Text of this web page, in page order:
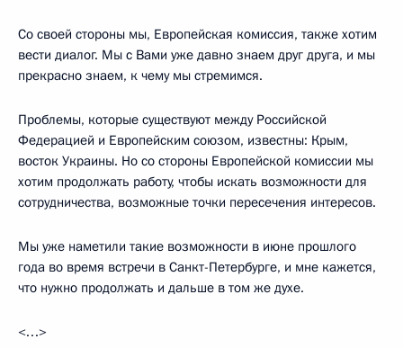
Со своей стороны мы, Европейская комиссия, также хотим
вести диалог. Мы с Вами уже давно знаем друг друга, и мы
прекрасно знаем, к чему мы стремимся.
Проблемы, которые существуют между Российской
Федерацией и Европейским союзом, известны: Крым,
восток Украины. Но со стороны Европейской комиссии мы
хотим продолжать работу, чтобы искать возможности для
сотрудничества, возможные точки пересечения интересов.
Мы уже наметили такие возможности в июне прошлого
года во время встречи в Санкт-Петербурге, и мне кажется,
что нужно продолжать и дальше в том же духе.
<…>